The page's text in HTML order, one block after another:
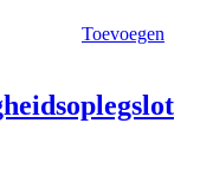
Toevoegen